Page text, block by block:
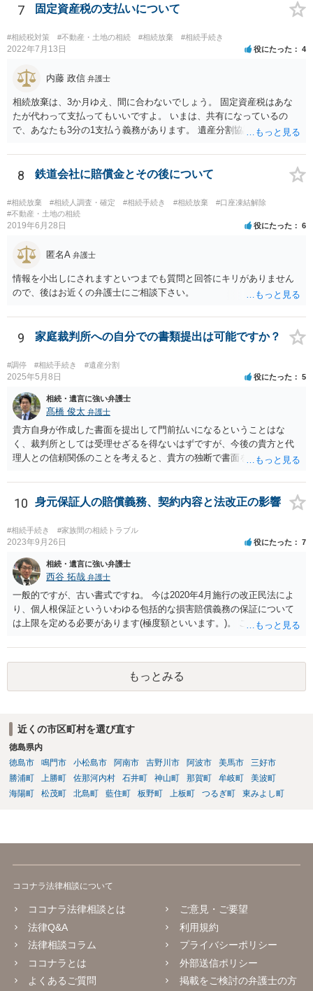
いということではなく、身分相応の、社会的儀式として当然認められ
る程度の金額に留まると考えた方がよいです。 もし、相続人の皆さん
に葬儀費用を支出する経済力がなく、質素な葬儀を行った費用であれ
ば相続財産から支出しても単純承認と認められない可能性が高いの
7 固定資産税の支払いについて
#相続税対策 #不動産・土地の相続 #相続放棄 #相続手続き
2022年7月13日 役にたった 4
内藤 政信 弁護士
相続放棄は、3か月ゆえ、間に合わないでしょう。 固定資産税はあな
たが代わって支払ってもいいですよ。 いまは、共有になっているの
で、あなたも3分の1支払う義務があります。 遺産分割協議をして、不
払い義務があります。
8 鉄道会社に賠償金とその後について
#相続放棄 #相続人調査・確定 #相続手続き #相続放棄
#口座凍結解除
#不動産・土地の相続
2019年6月28日 役にたった 6
匿名A 弁護士
情報を小出しにされますといつまでも質問と回答にキリがありません
ので、後はお近くの弁護士にご相談下さい。
9 家庭裁判所への自分での書類提出は可能ですか？
#調停 #相続手続き #遺産分割
2025年5月8日 役にたった 5
相続・遺言に強い弁護士
髙橋 俊太 弁護士
貴方自身が作成した書面を提出して門前払いになるということはな
く、裁判所としては受理せざるを得ないはずですが、今後の貴方と代
理人との信頼関係のことを考えると、貴方の独断で書面を提出したり
士が主張書面の提出を渋っているようですが、弁護士として提出の実
益がないと考えている可能性もあると思いますので、そのあたりも含
めて、弁護士見解を確認等するためによく打ち合わせた方がよいと思
います。単に面倒臭いということで書面提出をしないということであ
れば、当該弁護士との委任関係を修了した上で、貴方のほうで書面提
出することを検討なさった方がよいでしょう。
10 身元保証人の賠償義務、契約内容と法改正の影響
#相続手続き #家族間の相続トラブル
2023年9月26日 役にたった 7
相続・遺言に強い弁護士
西谷 拓哉 弁護士
一般的ですが、古い書式ですね。 今は2020年4月施行の改正民法によ
り、個人根保証といういわゆる包括的な損害賠償義務の保証について
は上限を定める必要があります(極度額といいます。)。 この書式にサ
り、会社側は請求できない可能性が高そうです。
もっとみる
近くの市区町村を選び直す
徳島県内
徳島市
鳴門市 小松島市 阿南市 吉野川市 阿波市 美馬市
三好市
勝浦町
上勝町 佐那河内村 石井町 神山町 那賀町 牟岐町
美波町
海陽町
松茂町 北島町 藍住町 板野町 上板町 つるぎ町 東みよし町
ココナラ法律相談について
ココナラ法律相談とは
法律Q&A
法律相談コラム
ココナラとは
よくあるご質問
ご意見・ご要望
利用規約
プライバシーポリシー
外部送信ポリシー
掲載をご検討の弁護士の方